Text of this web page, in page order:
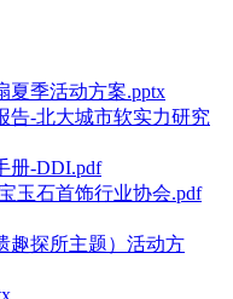
夏季活动方案.pptx
告-北大城市软实力研究
册-DDI.pdf
玉石首饰行业协会.pdf
趣探所主题）活动方